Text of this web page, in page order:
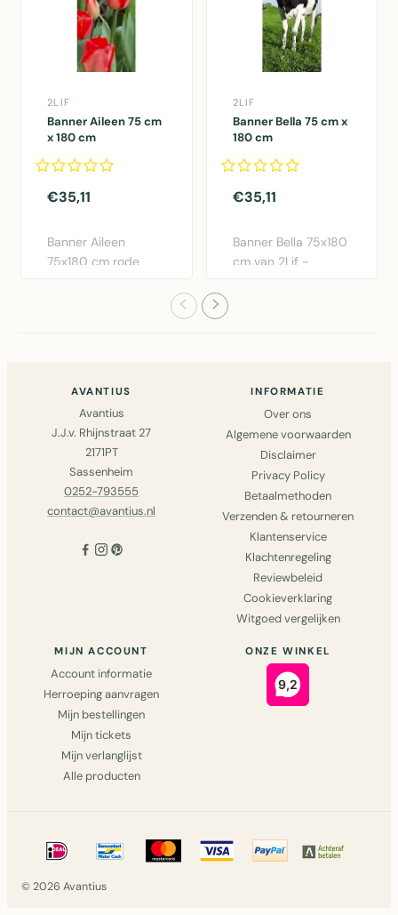
2LIF
Banner Aileen 75 cm
x 180 cm
€35,11
Banner Aileen
75x180 cm rode
2LIF
Banner Bella 75 cm x
180 cm
€35,11
Banner Bella 75x180
cm van 2Lif -
AVANTIUS
Avantius
J.J.v. Rhijnstraat 27
2171PT
Sassenheim
0252-793555
contact@avantius.nl
INFORMATIE
Over ons
Algemene voorwaarden
Disclaimer
Privacy Policy
Betaalmethoden
Verzenden & retourneren
Klantenservice
Klachtenregeling
Reviewbeleid
Cookieverklaring
Witgoed vergelijken
MIJN ACCOUNT
Account informatie
Herroeping aanvragen
Mijn bestellingen
Mijn tickets
Mijn verlanglijst
Alle producten
ONZE WINKEL
© 2026 Avantius